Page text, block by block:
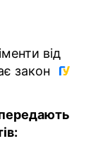
від
закон